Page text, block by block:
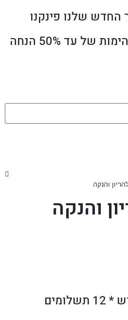
שלנו פינקנו
עד 50% הנחה